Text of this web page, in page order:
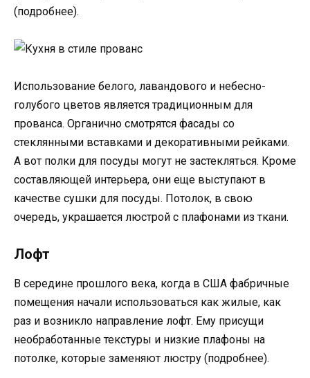
(подробнее).
Использование белого, лавандового и небесно-
голубого цветов является традиционным для
прованса. Органично смотрятся фасады со
стеклянными вставками и декоративными рейками.
А вот полки для посуды могут не застекляться. Кроме
составляющей интерьера, они еще выступают в
качестве сушки для посуды. Потолок, в свою
очередь, украшается люстрой с плафонами из ткани.
Лофт
В середине прошлого века, когда в США фабричные
помещения начали использоваться как жилые, как
раз и возникло направление лофт. Ему присущи
необработанные текстуры и низкие плафоны на
потолке, которые заменяют люстру (подробнее).